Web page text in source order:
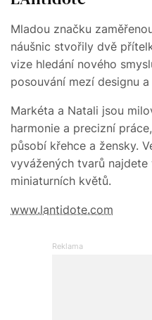
Mladou značku
náušnic stvořily dvě
vize hledání nového
posouvání mezí designu
Markéta a Natali jsou
harmonie a precizní
působí křehce a žensky.
vyvážených tvarů
miniaturních květů.
www.lantidote.com